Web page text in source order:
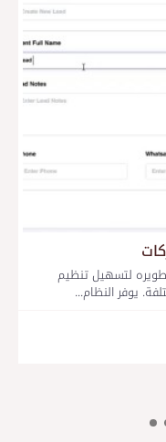
لتسهيل تنظيم
يوفر النظام...